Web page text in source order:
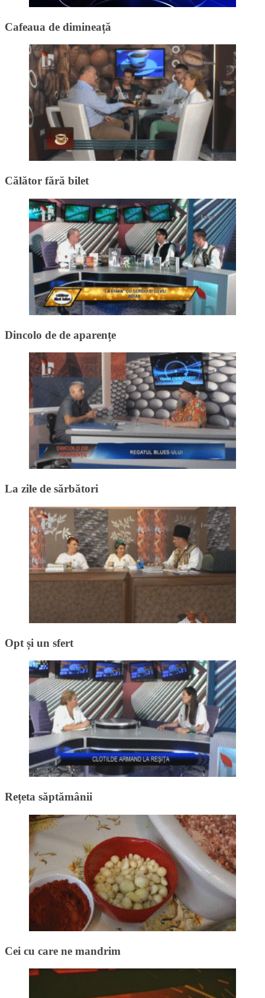
Cafeaua de dimineață
Călător fără bilet
Dincolo de de aparențe
La zile de sărbători
Opt și un sfert
Rețeta săptămânii
Cei cu care ne mandrim